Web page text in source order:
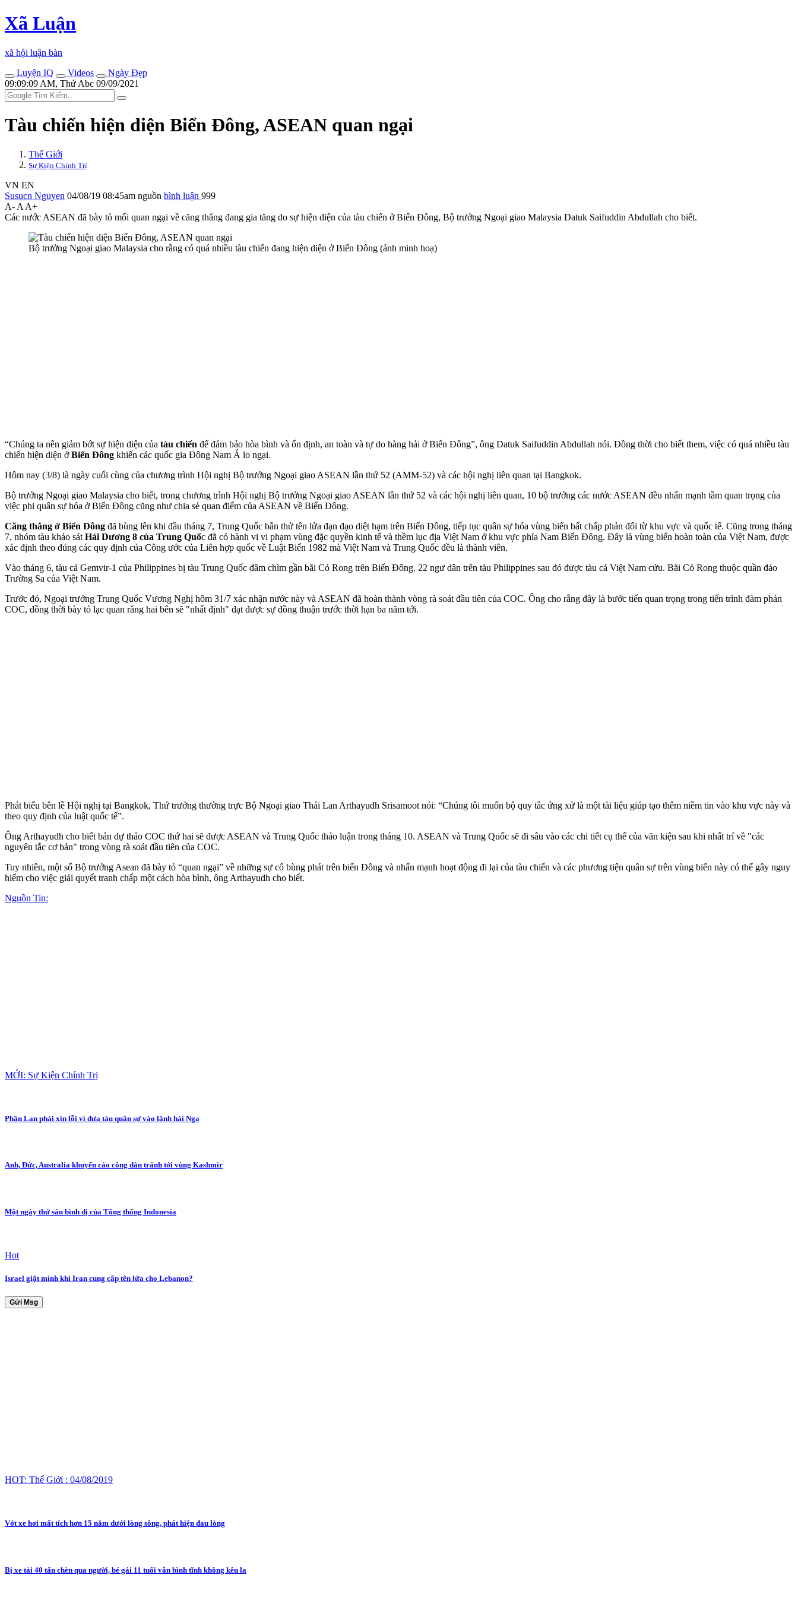
Xã Luận
xã hội luận bàn
Luyện IQ
Videos
Ngày Đẹp
09:09:09 AM, Thứ Abc 09/09/2021
Tàu chiến hiện diện Biển Đông, ASEAN quan ngại
Thế Giới
Sự Kiện Chính Trị
VN EN
Susucn Nguyen 04/08/19 08:45am nguồn bình luận 999
A- A A+
Các nước ASEAN đã bày tỏ mối quan ngại về căng thẳng đang gia tăng do sự hiện diện của tàu chiến ở Biển Đông, Bộ trưởng Ngoại giao Malaysia Datuk Saifuddin Abdullah cho biết.
Bộ trưởng Ngoại giao Malaysia cho rằng có quá nhiều tàu chiến đang hiện diện ở Biển Đông (ảnh minh hoạ)
“Chúng ta nên giảm bớt sự hiện diện của tàu chiến để đảm bảo hòa bình và ổn định, an toàn và tự do hàng hải ở Biển Đông”, ông Datuk Saifuddin Abdullah nói. Đồng thời cho biết them, việc có quá nhiều tàu
chiến hiện diện ởBiển Đông khiến các quốc gia Đông Nam Á lo ngại.
Hôm nay (3/8) là ngày cuối cùng của chương trình Hội nghị Bộ trưởng Ngoại giao ASEAN lần thứ 52 (AMM-52) và các hội nghị liên quan tại Bangkok.
Bộ trưởng Ngoại giao Malaysia cho biết, trong chương trình Hội nghị Bộ trưởng Ngoại giao ASEAN lần thứ 52 và các hội nghị liên quan, 10 bộ trưởng các nước ASEAN đều nhấn mạnh tầm quan trọng của
việc phi quân sự hóa ở Biển Đông cũng như chia sẻ quan điểm của ASEAN về Biển Đông.
Căng thẳng ở Biển Đông đã bùng lên khi đầu tháng 7, Trung Quốc bắn thử tên lửa đạn đạo diệt hạm trên Biển Đông, tiếp tục quân sự hóa vùng biển bất chấp phản đối từ khu vực và quốc tế. Cũng trong tháng
7, nhóm tàu khảo sát Hải Dương 8 của Trung Quốc đã có hành vi vi phạm vùng đặc quyền kinh tế và thềm lục địa Việt Nam ở khu vực phía Nam Biển Đông. Đây là vùng biển hoàn toàn của Việt Nam, được
xác định theo đúng các quy định của Công ước của Liên hợp quốc về Luật Biển 1982 mà Việt Nam và Trung Quốc đều là thành viên.
Vào tháng 6, tàu cá Gemvir-1 của Philippines bị tàu Trung Quốc đâm chìm gần bãi Cỏ Rong trên Biển Đông. 22 ngư dân trên tàu Philippines sau đó được tàu cá Việt Nam cứu. Bãi Cỏ Rong thuộc quần đảo
Trường Sa của Việt Nam.
Trước đó, Ngoại trưởng Trung Quốc Vương Nghị hôm 31/7 xác nhận nước này và ASEAN đã hoàn thành vòng rà soát đầu tiên của COC. Ông cho rằng đây là bước tiến quan trọng trong tiến trình đàm phán
COC, đồng thời bày tỏ lạc quan rằng hai bên sẽ "nhất định" đạt được sự đồng thuận trước thời hạn ba năm tới.
Phát biểu bên lề Hội nghị tại Bangkok, Thứ trưởng thường trực Bộ Ngoại giao Thái Lan Arthayudh Srisamoot nói: “Chúng tôi muốn bộ quy tắc ứng xử là một tài liệu giúp tạo thêm niềm tin vào khu vực này và
theo quy định của luật quốc tế”.
Ông Arthayudh cho biết bản dự thảo COC thứ hai sẽ được ASEAN và Trung Quốc thảo luận trong tháng 10. ASEAN và Trung Quốc sẽ đi sâu vào các chi tiết cụ thể của văn kiện sau khi nhất trí về "các
nguyên tắc cơ bản" trong vòng rà soát đầu tiên của COC.
Tuy nhiên, một số Bộ trưởng Asean đã bày tỏ “quan ngại” về những sự cố bùng phát trên biển Đông và nhấn mạnh hoạt động đi lại của tàu chiến và các phương tiện quân sự trên vùng biển này có thể gây nguy
hiểm cho việc giải quyết tranh chấp một cách hòa bình, ông Arthayudh cho biết.
Nguồn Tin:
MỚI: Sự Kiện Chính Trị
Phần Lan phải xin lỗi vì đưa tàu quân sự vào lãnh hải Nga
Anh, Đức, Australia khuyến cáo công dân tránh tới vùng Kashmir
Một ngày thứ sáu bình dị của Tổng thống Indonesia
Hot
Israel giật mình khi Iran cung cấp tên lửa cho Lebanon?
Gửi Msg
HOT: Thế Giới : 04/08/2019
Vớt xe hơi mất tích hơn 15 năm dưới lòng sông, phát hiện đau lòng
Bị xe tải 40 tấn chèn qua người, bé gái 11 tuổi vẫn bình tĩnh không kêu la